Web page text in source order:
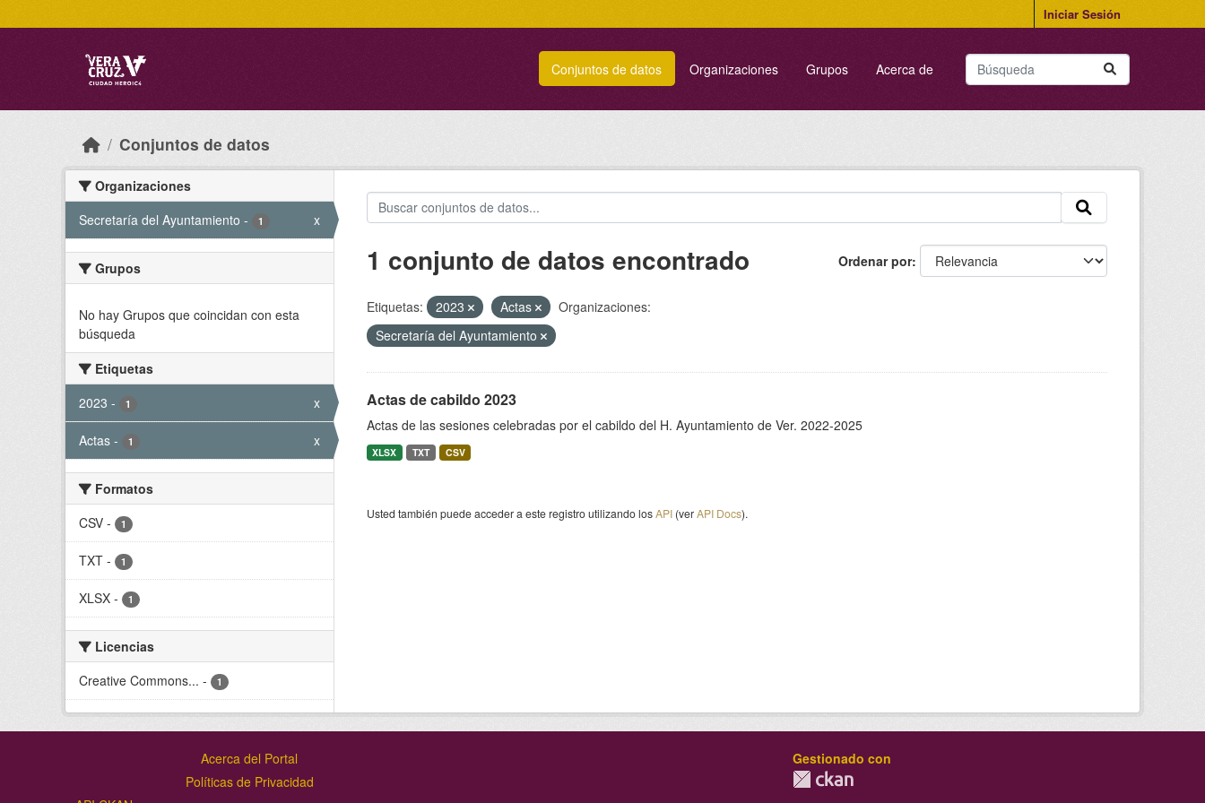
Iniciar Sesión
Conjuntos de datos Organizaciones Grupos Acerca de
Conjuntos de datos
Organizaciones
Secretaría del Ayuntamiento - 1 x
Grupos
No hay Grupos que coincidan con esta
búsqueda
Etiquetas
2023 - 1 x
Actas - 1 x
Formatos
CSV - 1
TXT - 1
XLSX - 1
Licencias
Creative Commons... - 1
Ordenar por
1 conjunto de datos encontrado
Etiquetas: 2023 Actas
Organizaciones:
Secretaría del Ayuntamiento
Actas de cabildo 2023
Actas de las sesiones celebradas por el cabildo del H. Ayuntamiento de Ver. 2022-2025
XLSX TXT CSV
Usted también puede acceder a este registro utilizando losAPI(verAPI Docs).
Acerca del Portal
Políticas de Privacidad
Gestionado con